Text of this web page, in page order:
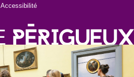
Accessibilité